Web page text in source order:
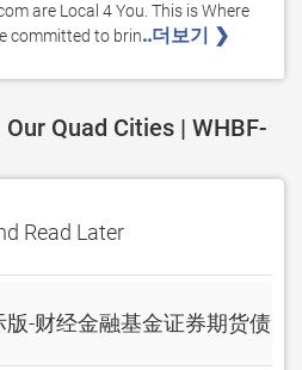
are Local 4 You. This is Where
committed to brin..더보기 ❯
Quad Cities | WHBF-
Read Later
-财经金融基金证券期货债券